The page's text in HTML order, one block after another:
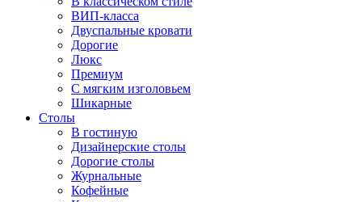
ВИП-класса
Двуспальные кровати
Дорогие
Люкс
Премиум
С мягким изголовьем
Шикарные
Столы
В гостиную
Дизайнерские столы
Дорогие столы
Журнальные
Кофейные